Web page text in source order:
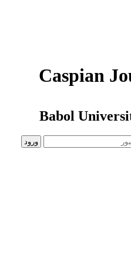
Caspian
Babol